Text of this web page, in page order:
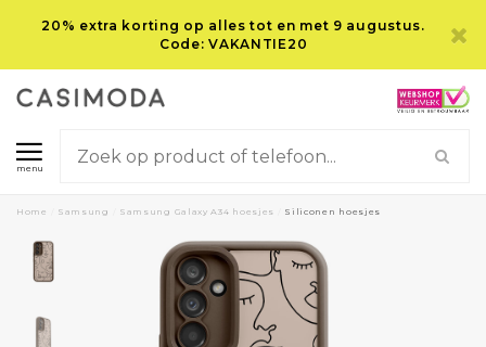
20% extra korting op alles tot en met 9 augustus.
Code: VAKANTIE20
menu
Home Samsung Samsung Galaxy A34 hoesjes Siliconen hoesjes